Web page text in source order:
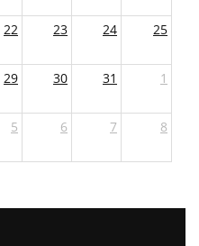
22 23 24 25
29 30 31 1
5 6 7 8